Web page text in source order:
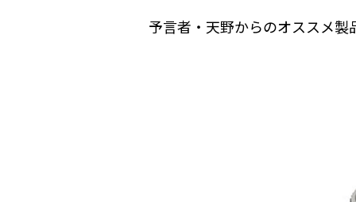
予言者・天野からのオススメ製